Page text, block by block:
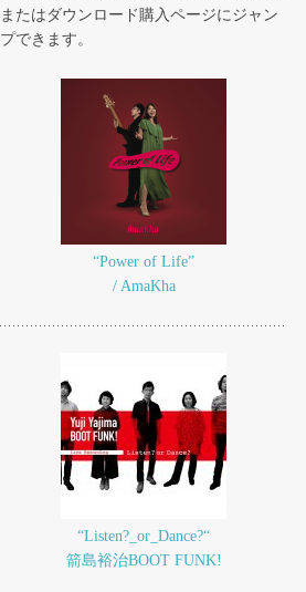
またはダウンロード購入ページにジャン
プできます。
“Power of Life”
/ AmaKha
“Listen?_or_Dance?“
箭島裕治BOOT FUNK!